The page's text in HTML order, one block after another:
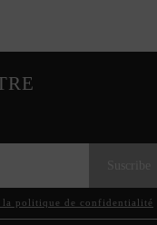
la politique de confidentialité